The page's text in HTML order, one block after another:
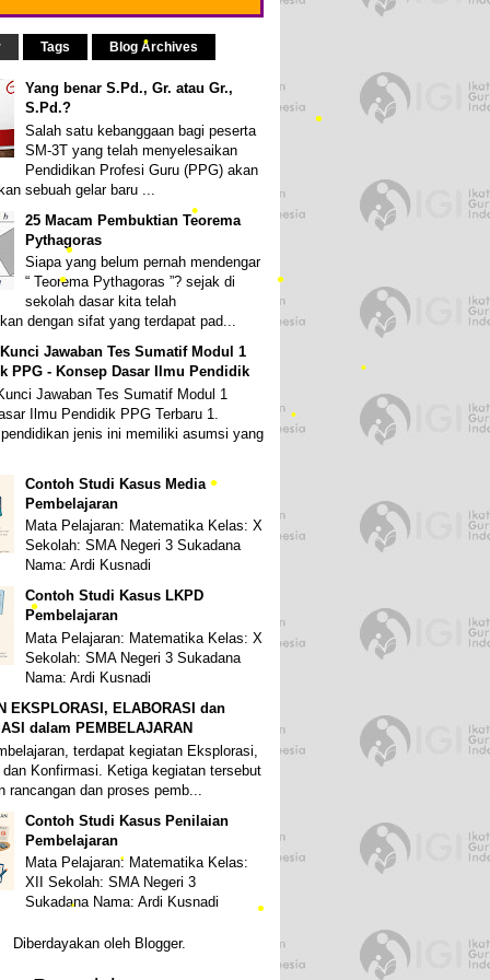
Tags Blog Archives
Yang benar S.Pd., Gr. atau Gr.,
S.Pd.?
Salah satu kebanggaan bagi peserta
SM-3T yang telah menyelesaikan
Pendidikan Profesi Guru (PPG) akan
sebuah gelar baru ...
25 Macam Pembuktian Teorema
Pythagoras
Siapa yang belum pernah mendengar
“ Teorema Pythagoras ”? sejak di
sekolah dasar kita telah
dengan sifat yang terdapat pad...
Jawaban Tes Sumatif Modul 1
PPG - Konsep Dasar Ilmu Pendidik
Jawaban Tes Sumatif Modul 1
Ilmu Pendidik PPG Terbaru 1.
pendidikan jenis ini memiliki asumsi yang
Contoh Studi Kasus Media
Pembelajaran
Mata Pelajaran: Matematika Kelas: X
Sekolah: SMA Negeri 3 Sukadana
Nama: Ardi Kusnadi
Contoh Studi Kasus LKPD
Pembelajaran
Mata Pelajaran: Matematika Kelas: X
Sekolah: SMA Negeri 3 Sukadana
Nama: Ardi Kusnadi
EKSPLORASI, ELABORASI dan
dalam PEMBELAJARAN
terdapat kegiatan Eksplorasi,
dan Konfirmasi. Ketiga kegiatan tersebut
rancangan dan proses pemb...
Contoh Studi Kasus Penilaian
Pembelajaran
Mata Pelajaran: Matematika Kelas:
XII Sekolah: SMA Negeri 3
Sukadana Nama: Ardi Kusnadi
Diberdayakan oleh Blogger.
•
•
•